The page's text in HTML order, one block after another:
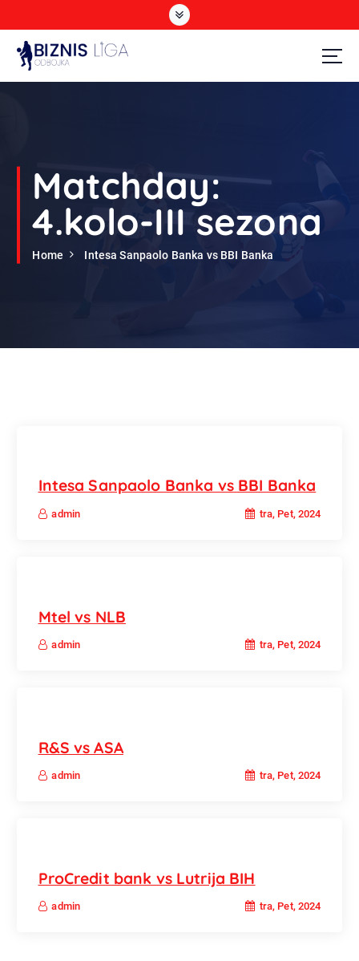
Odbojka
Matchday:
4.kolo-III sezona
Home Intesa Sanpaolo Banka vs BBI Banka
Intesa Sanpaolo Banka vs BBI Banka
admin tra, Pet, 2024
Mtel vs NLB
admin tra, Pet, 2024
R&S vs ASA
admin tra, Pet, 2024
ProCredit bank vs Lutrija BIH
admin tra, Pet, 2024